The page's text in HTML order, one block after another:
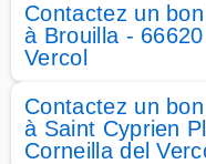
Contactez un
à Brouilla -
Vercol
Contactez un
à Saint Cyprien
Corneilla del